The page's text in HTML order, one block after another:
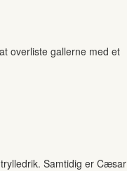
overliste gallerne med et
Samtidig er Cæsar